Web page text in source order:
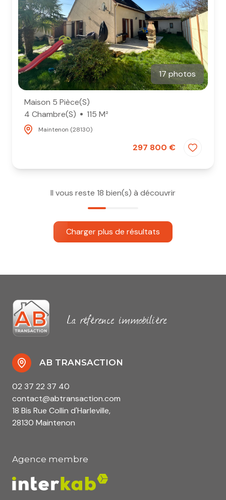
17 photos
Maison 5 Pièce(s)
4 Chambre(s)
115 M²
Maintenon (28130)
297 800 €
Il vous reste 18 bien(s) à découvrir
Charger plus de résultats
AB TRANSACTION
02 37 22 37 40
contact@abtransaction.com
18 Bis Rue Collin d'Harleville,
28130 Maintenon
Agence membre